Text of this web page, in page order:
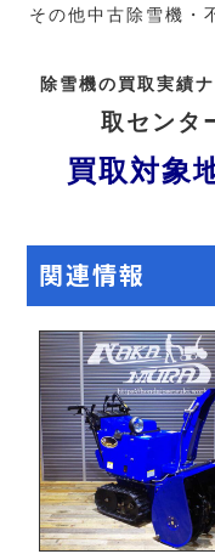
その他中古除雪機・
除雪機の買取実績
取セン
買取対象
関連情報